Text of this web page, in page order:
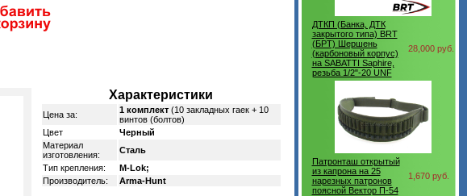
Характеристики
Цена за: 1 комплект(10 закладных гаек + 10
винтов (болтов)
Цвет
Черный
Материал
изготовления:
Сталь
Тип крепления:
M-Lok;
Производитель:
Arma-Hunt
ДТКП (Банка, ДТК
закрытого типа) BRT
(БРТ) Шершень
(карбоновый корпус)
на SABATTI Saphire,
резьба 1/2"-20 UNF
28,000 руб.
Патронташ открытый
из капрона на 25
нарезных патронов
поясной Вектор П-54
1,670 руб.